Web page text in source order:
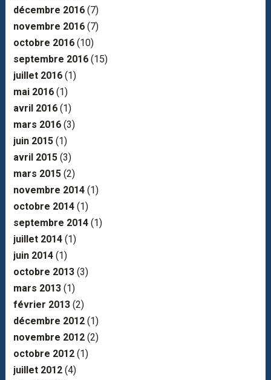
décembre 2016(7)
novembre 2016(7)
octobre 2016(10)
septembre 2016(15)
juillet 2016(1)
mai 2016(1)
avril 2016(1)
mars 2016(3)
juin 2015(1)
avril 2015(3)
mars 2015(2)
novembre 2014(1)
octobre 2014(1)
septembre 2014(1)
juillet 2014(1)
juin 2014(1)
octobre 2013(3)
mars 2013(1)
février 2013(2)
décembre 2012(1)
novembre 2012(2)
octobre 2012(1)
juillet 2012(4)